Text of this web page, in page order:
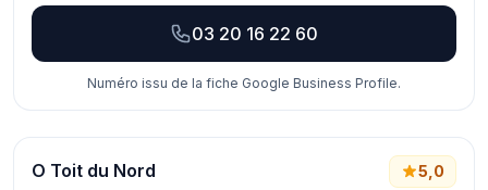
03 20 16 22 60
Numéro issu de la fiche Google Business Profile.
O Toit du Nord 5,0